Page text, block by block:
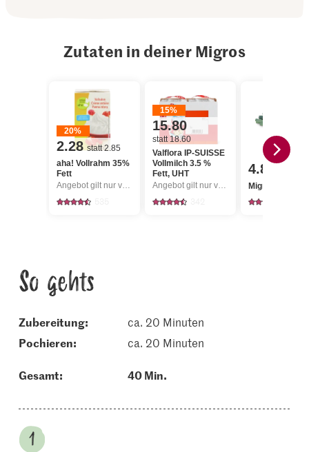
Zutaten in deiner Migros
20%
2.28 statt 2.85
aha! Vollrahm 35%
Fett
Angebot gilt nur vom 6.8. bis 12.8.2026, solange Vorrat.
15%
15.80
statt 18.60
Valflora IP-SUISSE
Vollmilch 3.5 %
Fett, UHT
Angebot gilt nur vom 6.8. bis 12.8.2026, solange Vorrat.
4.80
Migros Lauch
So gehts
Zubereitung:
ca. 20 Minuten
pochieren:
ca. 20 Minuten
Gesamt: 40 Min.